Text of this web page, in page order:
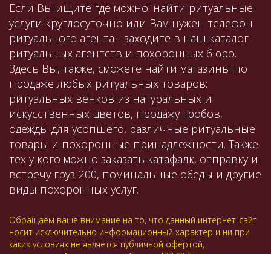
Если Вы ищите где можно: найти ритуальные
услуги круглосуточно или Вам нужен телефон
ритуального агента - заходите в наш каталог
ритуальных агентств и похоронных бюро.
Здесь Вы, также, сможете найти магазины по
продаже любых ритуальных товаров:
ритуальных венков из натуральных и
искусственных цветов, продажу гробов,
одежды для усопшего, различные ритуальные
товары и похоронные принадлежности. Также
тех у кого можно заказать катафалк, отправку и
встречу груз-200, поминальные обеды и другие
виды похоронных услуг.
Обращаем ваше внимание на то, что данный интернет-сайт
носит исключительно информационный характер и ни при
каких условиях не является публичной офертой,